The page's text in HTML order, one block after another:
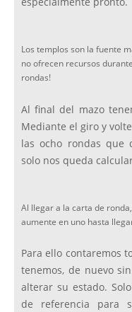
Los templos son la fuente
no ofrecen recursos
rondas!
Al final del mazo
Mediante el giro y
las ocho rondas que
solo nos queda
Al llegar a la carta de
aumente en uno hasta
Para ello contaremos
tenemos, de nuevo
alterar su estado.
de referencia para